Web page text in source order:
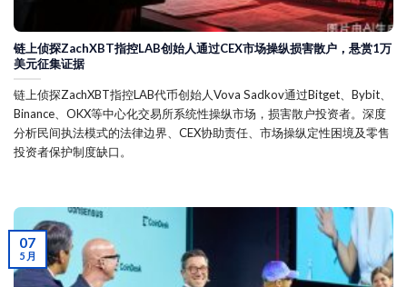
链上侦探ZachXBT指控LAB创始人通过CEX市场操纵损害散户，悬赏1万
美元征集证据
链上侦探ZachXBT指控LAB代币创始人Vova Sadkov通过Bitget、Bybit、
Binance、OKX等中心化交易所系统性操纵市场，损害散户投资者。深度
分析民间执法模式的法律边界、CEX协助责任、市场操纵定性困境及零售
投资者保护制度缺口。
07
5 月